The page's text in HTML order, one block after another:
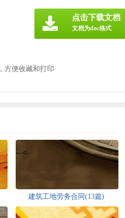
方便收藏和打印
点击下载文档
文档为doc格式
建筑工地劳务合同(13篇)